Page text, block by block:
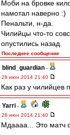
Моби на бровке
намотал наверно :)
Пенальти, н-да.
Чилийцы что-то
опустились назад.
Последнее сообщение
blind_guardian -
28 июн 2014 21:40
Как раз у чилийцев
Yarri -
28 июн 2014 21:40
Мдаааа... Это матч